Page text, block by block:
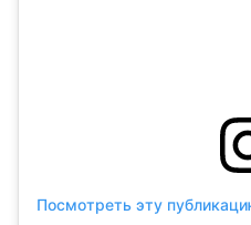
Посмотреть эту